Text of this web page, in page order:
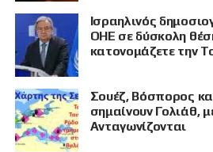
Ισραηλινός
ΟΗΕ σε δύσκολη
κατονομάζετε την
Σουέζ, Βόσπορος
σημαίνουν Γολιάθ,
Ανταγωνίζονται